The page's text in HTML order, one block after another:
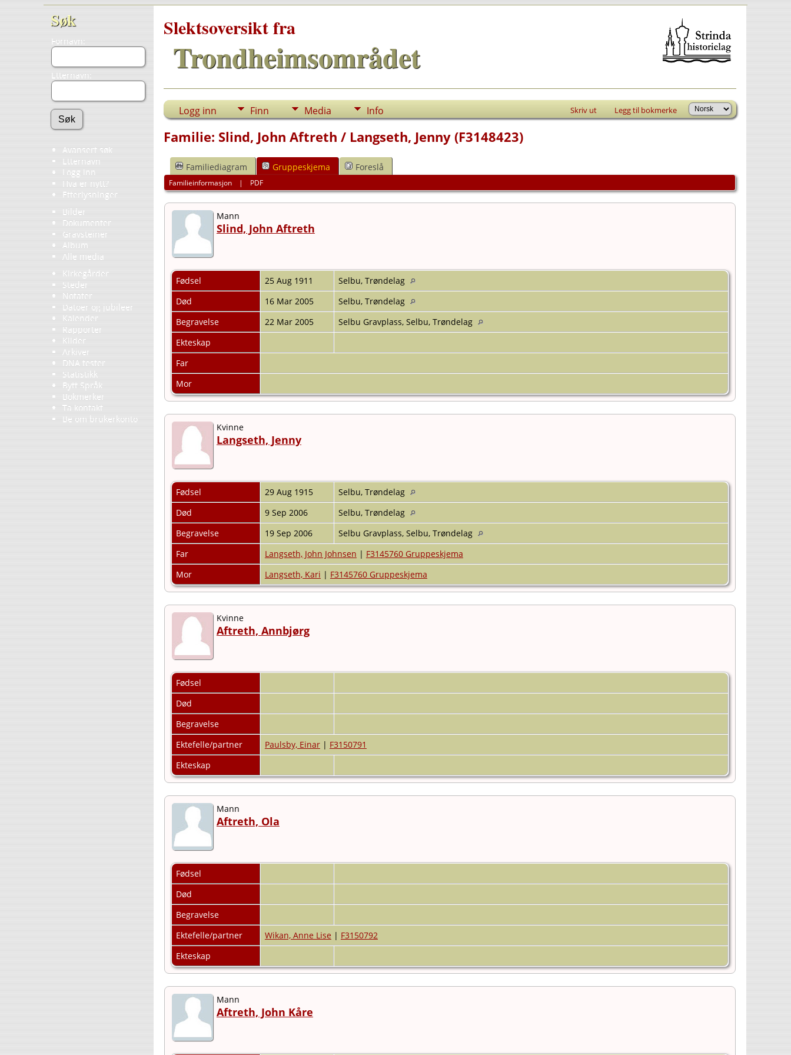
Søk
Fornavn:
Etternavn:
Avansert søk
Etternavn
Logg inn
Hva er nytt?
Etterlysninger
Bilder
Dokumenter
Gravsteiner
Album
Alle media
Kirkegårder
Steder
Notater
Datoer og jubileer
Kalender
Rapporter
Kilder
Arkiver
DNA tester
Statistikk
Bytt Språk
Bokmerker
Ta kontakt
Be om brukerkonto
Slektsoversikt fra
Trondheimsområdet
Logg inn Finn Media Info Skriv ut Legg til bokmerke
Familie: Slind, John Aftreth / Langseth, Jenny (F3148423)
Familiediagram Gruppeskjema Foreslå
Familieinformasjon | PDF
Mann
Slind, John Aftreth
Fødsel 25 Aug 1911
Selbu, Trøndelag
Død
16 Mar 2005
Selbu, Trøndelag
Begravelse
22 Mar 2005
Selbu Gravplass, Selbu, Trøndelag
Ekteskap
Far
Mor
Kvinne
Langseth, Jenny
Fødsel 29 Aug 1915
Selbu, Trøndelag
Død
9 Sep 2006
Selbu, Trøndelag
Begravelse
19 Sep 2006
Selbu Gravplass, Selbu, Trøndelag
Far
Langseth, John Johnsen | F3145760 Gruppeskjema
Mor
Langseth, Kari | F3145760 Gruppeskjema
Kvinne
Aftreth, Annbjørg
Fødsel
Død
Begravelse
Ektefelle/partner
Paulsby, Einar| F3150791
Ekteskap
Mann
Aftreth, Ola
Fødsel
Død
Begravelse
Ektefelle/partner
Wikan, Anne Lise | F3150792
Ekteskap
Mann
Aftreth, John Kåre